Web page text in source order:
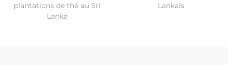
plantations de thé au Sri
Lanka
Lankais